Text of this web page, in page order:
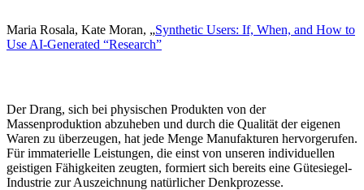
Maria Rosala, Kate Moran, „Synthetic Users: If, When, and How to
Use AI-Generated “Research”
Der Drang, sich bei physischen Produkten von der
Massenproduktion abzuheben und durch die Qualität der eigenen
Waren zu überzeugen, hat jede Menge Manufakturen hervorgerufen.
Für immaterielle Leistungen, die einst von unseren individuellen
geistigen Fähigkeiten zeugten, formiert sich bereits eine Gütesiegel-
Industrie zur Auszeichnung natürlicher Denkprozesse.